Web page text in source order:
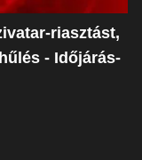
riasztást,
- Időjárás-